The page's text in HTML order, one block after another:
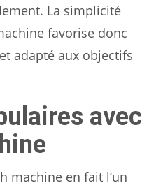
La simplicité
favorise donc
adapté aux objectifs
avec
machine en fait l’un